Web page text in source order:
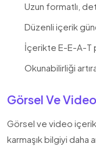
Uzun formatlı,
Düzenli içerik
İçerikte E-E-A-T
Okunabilirliği
Görsel Ve
Görsel ve video
karmaşık bilgiyi daha